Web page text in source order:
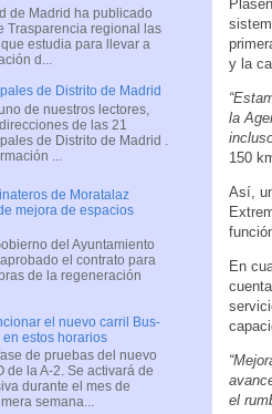
y la
la
150
Así,
En
el
de Madrid ha publicado
Trasparencia regional las
estudia para llevar a
d...
de Distrito de Madrid
de nuestros lectores,
de las 21
de Distrito de Madrid .
...
de Moratalaz
mejora de espacios
del Ayuntamiento
el contrato para
de la regeneración
el nuevo carril Bus-
en estos horarios
de pruebas del nuevo
de la A-2. Se activará de
durante el mes de
semana...